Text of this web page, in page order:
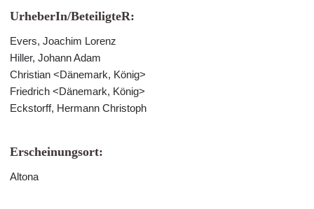
UrheberIn/BeteiligteR:
Evers, Joachim Lorenz
Hiller, Johann Adam
Christian <Dänemark, König>
Friedrich <Dänemark, König>
Eckstorff, Hermann Christoph
Erscheinungsort:
Altona